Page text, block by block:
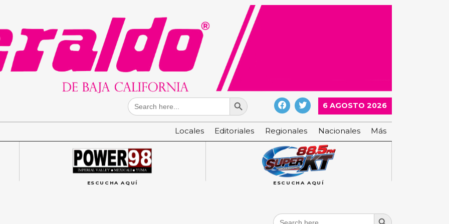
Search
for:
Search Button
6 AGOSTO 2026
Locales Editoriales Regionales Nacionales Más
ESCUCHA AQUÍ ESCUCHA AQUÍ
Search
Search Button